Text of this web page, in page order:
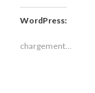
WordPress:
chargement…